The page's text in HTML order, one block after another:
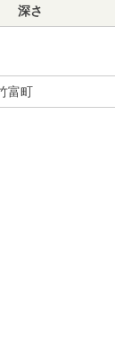
深さ
富町